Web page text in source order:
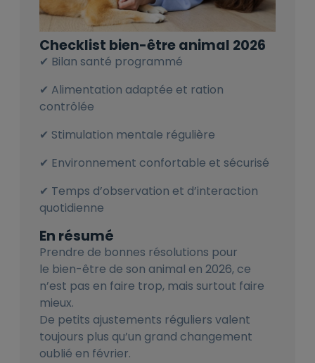
Checklist bien-être animal 2026
✔ Bilan santé programmé
✔ Alimentation adaptée et ration
contrôlée
✔ Stimulation mentale régulière
✔ Environnement confortable et sécurisé
✔ Temps d’observation et d’interaction
quotidienne
En résumé
Prendre de bonnes résolutions pour
le bien-être de son animal en 2026, ce
n’est pas en faire trop, mais surtout faire
mieux.
De petits ajustements réguliers valent
toujours plus qu’un grand changement
oublié en février.